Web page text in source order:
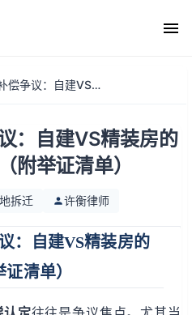
拆迁装修费补偿争议：自建VS精装房的3种认定方式（附举证清单）
：自建VS精装房的
附举证清单）
拆迁 许衡律师
：自建VS精装房的
清单）